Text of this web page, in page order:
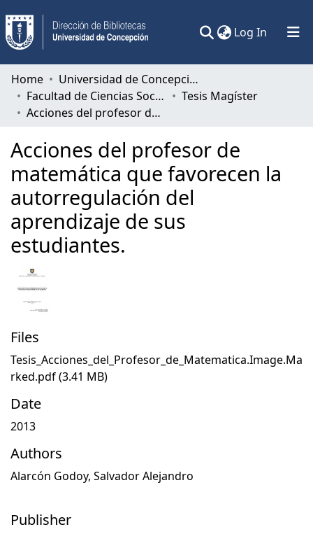
Log In (current)
Communities & Collections
All of DSpace
Home
Universidad de Concepción
Facultad de Ciencias Sociales
Tesis Magíster
Acciones del profesor de matemática que favorecen la autorregulación del aprendizaje de sus estudiantes.
Acciones del profesor de
matemática que favorecen la
autorregulación del
aprendizaje de sus
estudiantes.
Files
Tesis_Acciones_del_Profesor_de_Matematica.Image.Ma
rked.pdf(3.41 MB)
Date
2013
Authors
Alarcón Godoy, Salvador Alejandro
Publisher